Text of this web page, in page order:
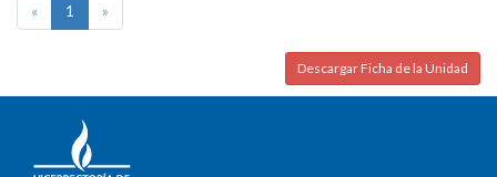
« 1 »
Descargar Ficha de la Unidad